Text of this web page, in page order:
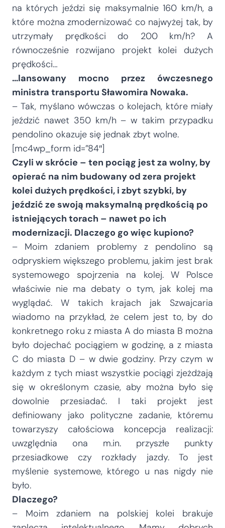
na których jeździ się maksymalnie 160 km/h, a
które można zmodernizować co najwyżej tak, by
utrzymały prędkości do 200 km/h? A
równocześnie rozwijano projekt kolei dużych
prędkości…
…lansowany mocno przez ówczesnego
ministra transportu Sławomira Nowaka.
– Tak, myślano wówczas o kolejach, które miały
jeździć nawet 350 km/h – w takim przypadku
pendolino okazuje się jednak zbyt wolne.
[mc4wp_form id=”84″]
Czyli w skrócie – ten pociąg jest za wolny, by
opierać na nim budowany od zera projekt
kolei dużych prędkości, i zbyt szybki, by
jeździć ze swoją maksymalną prędkością po
istniejących torach – nawet po ich
modernizacji. Dlaczego go więc kupiono?
– Moim zdaniem problemy z pendolino są
odpryskiem większego problemu, jakim jest brak
systemowego spojrzenia na kolej. W Polsce
właściwie nie ma debaty o tym, jak kolej ma
wyglądać. W takich krajach jak Szwajcaria
wiadomo na przykład, że celem jest to, by do
konkretnego roku z miasta A do miasta B można
było dojechać pociągiem w godzinę, a z miasta
C do miasta D – w dwie godziny. Przy czym w
każdym z tych miast wszystkie pociągi zjeżdżają
się w określonym czasie, aby można było się
dowolnie przesiadać. I taki projekt jest
definiowany jako polityczne zadanie, któremu
towarzyszy całościowa koncepcja realizacji:
uwzględnia ona m.in. przyszłe punkty
przesiadkowe czy rozkłady jazdy. To jest
myślenie systemowe, którego u nas nigdy nie
było.
Dlaczego?
– Moim zdaniem na polskiej kolei brakuje